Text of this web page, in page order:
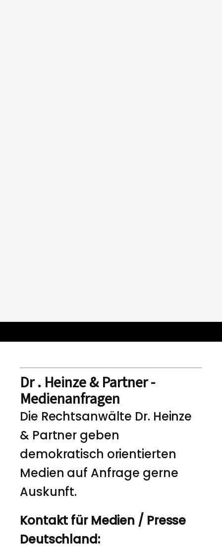
Dr . Heinze & Partner -
Medienanfragen
Die Rechtsanwälte Dr. Heinze
& Partner geben
demokratisch orientierten
Medien auf Anfrage gerne
Auskunft.
Kontakt für Medien / Presse
Deutschland: